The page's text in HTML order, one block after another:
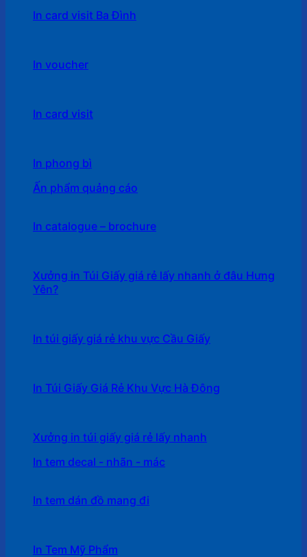
In card visit Ba Đình
In voucher
In card visit
In phong bì
Ấn phẩm quảng cáo
In catalogue – brochure
Xưởng in Túi Giấy giá rẻ lấy nhanh ở đâu Hưng
Yên?
In túi giấy giá rẻ khu vực Cầu Giấy
In Túi Giấy Giá Rẻ Khu Vực Hà Đông
Xưởng in túi giấy giá rẻ lấy nhanh
In tem decal - nhãn - mác
In tem dán đồ mang đi
In Tem Mỹ Phẩm